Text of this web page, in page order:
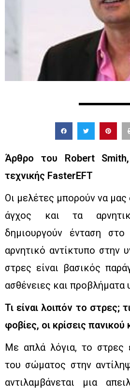
Άρθρο του Robert
τεχνικής FasterEFT
Οι μελέτες μπορούν να
άγχος και τα
δημιουργούν ένταση
αρνητικό αντίκτυπο στην
στρες είναι βασικός
ασθένειες και προβλήματα
Τι είναι λοιπόν το στρες;
φοβίες, οι κρίσεις πανικού
Με απλά λόγια, το στρες
του σώματος στην
αντιλαμβάνεται μια